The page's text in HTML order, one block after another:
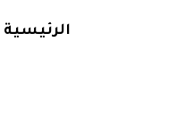
الرئيسية